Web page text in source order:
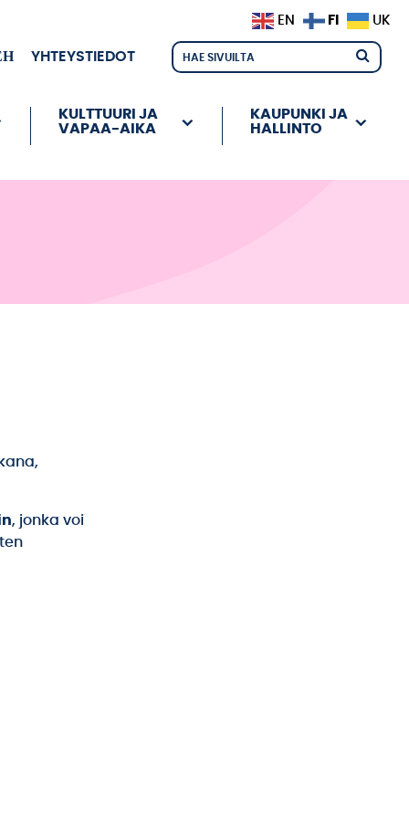
YHTEYSTIEDOT
KULTTUURI JA
VAPAA-AIKA
KAUPUNKI JA
HALLINTO
, jonka voi
EN FI UK